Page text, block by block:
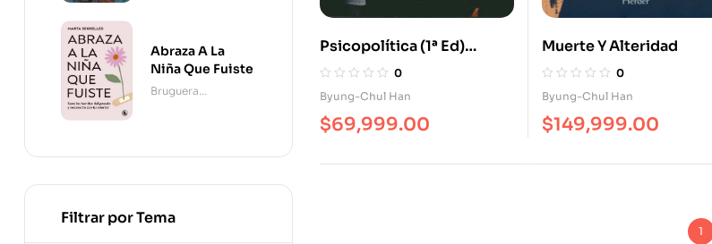
Psicopolítica (1ª Ed)
Neoliberalismo Y Nuevas
Técnicas De Poder
0
Byung-Chul Han
$69,999.00
Muerte Y Alteridad
0
Byung-Chul Han
$149,999.00
1
Abraza A La
Niña Que Fuiste
Bruguera
Filtrar por Tema